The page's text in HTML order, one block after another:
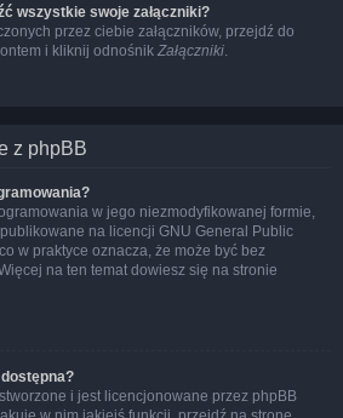
wszystkie swoje załączniki?
przez ciebie załączników, przejdź do
i kliknij odnośnik Załączniki.
z phpBB
w jego niezmodyfikowanej formie,
na licencji GNU General Public
w praktyce oznacza, że może być bez
na ten temat dowiesz się na stronie
i jest licencjonowane przez phpBB